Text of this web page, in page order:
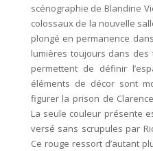
scénographie de Blandine
colossaux de la nouvelle
plongé en permanence
lumières toujours dans
permettent de définir
éléments de décor sont
figurer la prison de
La seule couleur présente
versé sans scrupules par
Ce rouge ressort d’autant